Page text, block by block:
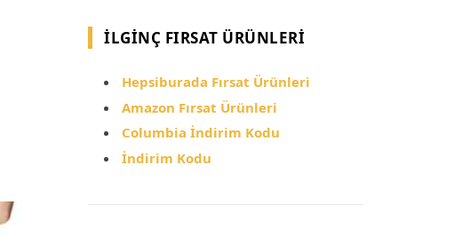
İLGINÇ FIRSAT ÜRÜNLERI
Hepsiburada Fırsat Ürünleri
Amazon Fırsat Ürünleri
Columbia İndirim Kodu
İndirim Kodu